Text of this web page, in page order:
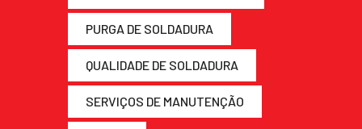
PURGA DE SOLDADURA
QUALIDADE DE SOLDADURA
SERVIÇOS DE MANUTENÇÃO